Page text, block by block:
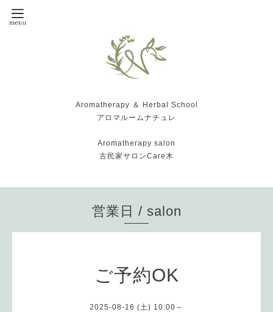
Aromatherapy ＆ Herbal School
アロマルームナチュレ
Aromatherapy salon
古民家サロンCare木
営業日 / salon
ご予約OK
2025-08-16 (土) 10:00～